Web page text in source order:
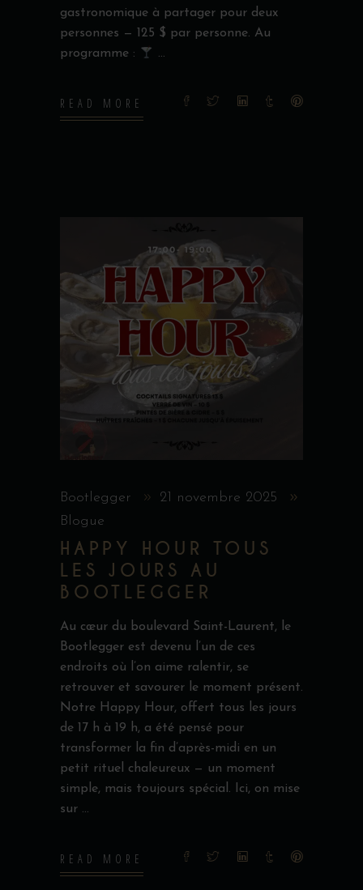
gastronomique à partager pour deux
personnes — 125 $ par personne. Au
programme :
READ MORE
Bootlegger
21 novembre 2025
Blogue
HAPPY HOUR TOUS
LES JOURS AU
BOOTLEGGER
Au cœur du boulevard Saint-Laurent, le
Bootlegger est devenu l’un de ces
endroits où l’on aime ralentir, se
retrouver et savourer le moment présent.
Notre Happy Hour, offert tous les jours
de 17 h à 19 h, a été pensé pour
transformer la fin d’après-midi en un
petit rituel chaleureux — un moment
simple, mais toujours spécial. Ici, on mise
sur
READ MORE